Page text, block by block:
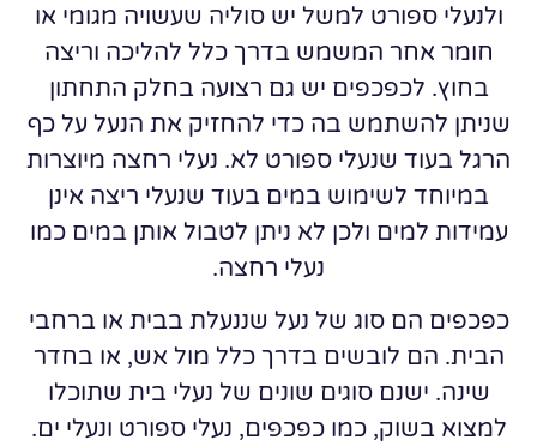
ולנעלי ספורט למשל יש סוליה שעשויה מגומי או
חומר אחר המשמש בדרך כלל להליכה וריצה
בחוץ. לכפכפים יש גם רצועה בחלק התחתון
שניתן להשתמש בה כדי להחזיק את הנעל על כף
הרגל בעוד שנעלי ספורט לא. נעלי רחצה מיוצרות
במיוחד לשימוש במים בעוד שנעלי ריצה אינן
עמידות למים ולכן לא ניתן לטבול אותן במים כמו
נעלי רחצה.
כפכפים הם סוג של נעל שננעלת בבית או ברחבי
הבית. הם לובשים בדרך כלל מול אש, או בחדר
שינה. ישנם סוגים שונים של נעלי בית שתוכלו
למצוא בשוק, כמו כפכפים, נעלי ספורט ונעלי ים.